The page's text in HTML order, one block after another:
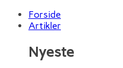
Forside
Artikler
Nyeste